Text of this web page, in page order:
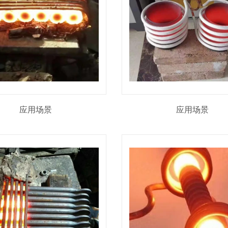
应用场景 应用场景